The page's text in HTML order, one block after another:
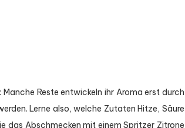
Reste entwickeln ihr Aroma erst durch
Lerne also, welche Zutaten Hitze, Säure
das Abschmecken mit einem Spritzer Zitrone